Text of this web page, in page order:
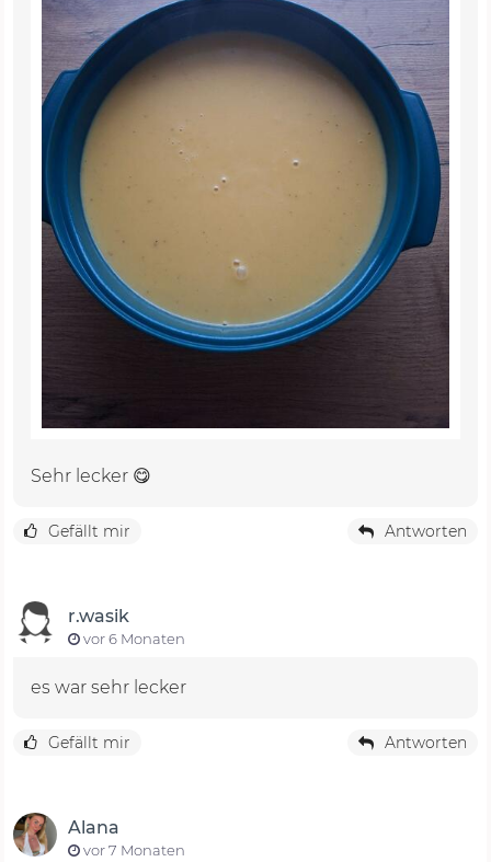
Sehr lecker 😋
Gefällt mir Antworten
r.wasik
vor 6 Monaten
es war sehr lecker
Gefällt mir Antworten
Alana
vor 7 Monaten